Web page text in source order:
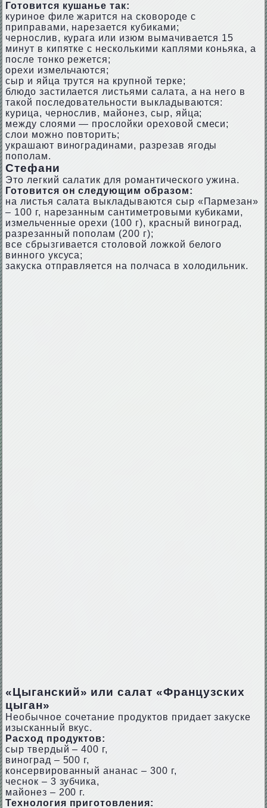
Готовится кушанье так:
куриное филе жарится на сковороде с
приправами, нарезается кубиками;
чернослив, курага или изюм вымачивается 15
минут в кипятке с несколькими каплями коньяка, а
после тонко режется;
орехи измельчаются;
сыр и яйца трутся на крупной терке;
блюдо застилается листьями салата, а на него в
такой последовательности выкладываются:
курица, чернослив, майонез, сыр, яйца;
между слоями — прослойки ореховой смеси;
слои можно повторить;
украшают виноградинами, разрезав ягоды
пополам.
Стефани
Это легкий салатик для романтического ужина.
Готовится он следующим образом:
на листья салата выкладываются сыр «Пармезан»
– 100 г, нарезанным сантиметровыми кубиками,
измельченные орехи (100 г), красный виноград,
разрезанный пополам (200 г);
все сбрызгивается столовой ложкой белого
винного уксуса;
закуска отправляется на полчаса в холодильник.
«Цыганский» или салат «Французских
цыган»
Необычное сочетание продуктов придает закуске
изысканный вкус.
Расход продуктов:
сыр твердый – 400 г,
виноград – 500 г,
консервированный ананас – 300 г,
чеснок – 3 зубчика,
майонез – 200 г.
Технология приготовления: